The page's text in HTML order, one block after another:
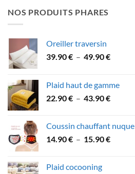
était :
27.90 €.
est :
21.90 €.
NOS PRODUITS PHARES
Oreiller traversin
39.90€ – 49.90€Plage
39.90 €
à
Plaid haut de gamme
22.90€ – 43.90€Plage
22.90 €
à
Coussin chauffant nuque
14.90€ – 15.90€Plage
Plaid cocooning